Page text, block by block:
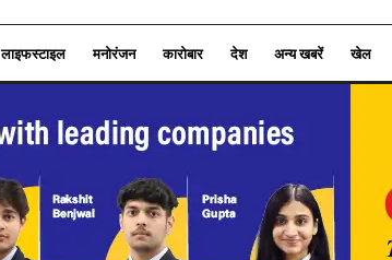
लाइफस्टाइल मनोरंजन कारोबार देश अन्य खबरें खेल